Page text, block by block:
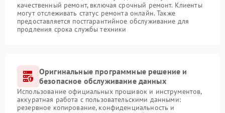
качественный ремонт, включая срочный ремонт. Клиенты
могут отслеживать статус ремонта онлайн. Также
предоставляется постгарантийное обслуживание для
продления срока службы техники
Оригинальные программные решение и
безопасное обслуживание данных
Использование официальных прошивок и инструментов,
аккуратная работа с пользовательскими данными:
резервное копирование, конфиденциальность и